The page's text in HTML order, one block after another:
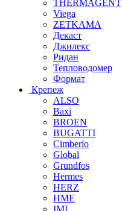
THERMAGENT
Viega
ZETKAMA
Декаст
Джилекс
Ридан
Тепловодомер
Формат
Крепеж
ALSO
Baxi
BROEN
BUGATTI
Cimberio
Global
Grundfos
Hermes
HERZ
HME
IMI